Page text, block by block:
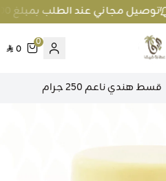
توصيل مجاني عند الطلب بمبلغ 100 ريال واكثر داخل جدة و 200 ريال واكثر برا جدة
متجر عطارة فيفا
0
0
قسط هندي ناعم 250 جرام